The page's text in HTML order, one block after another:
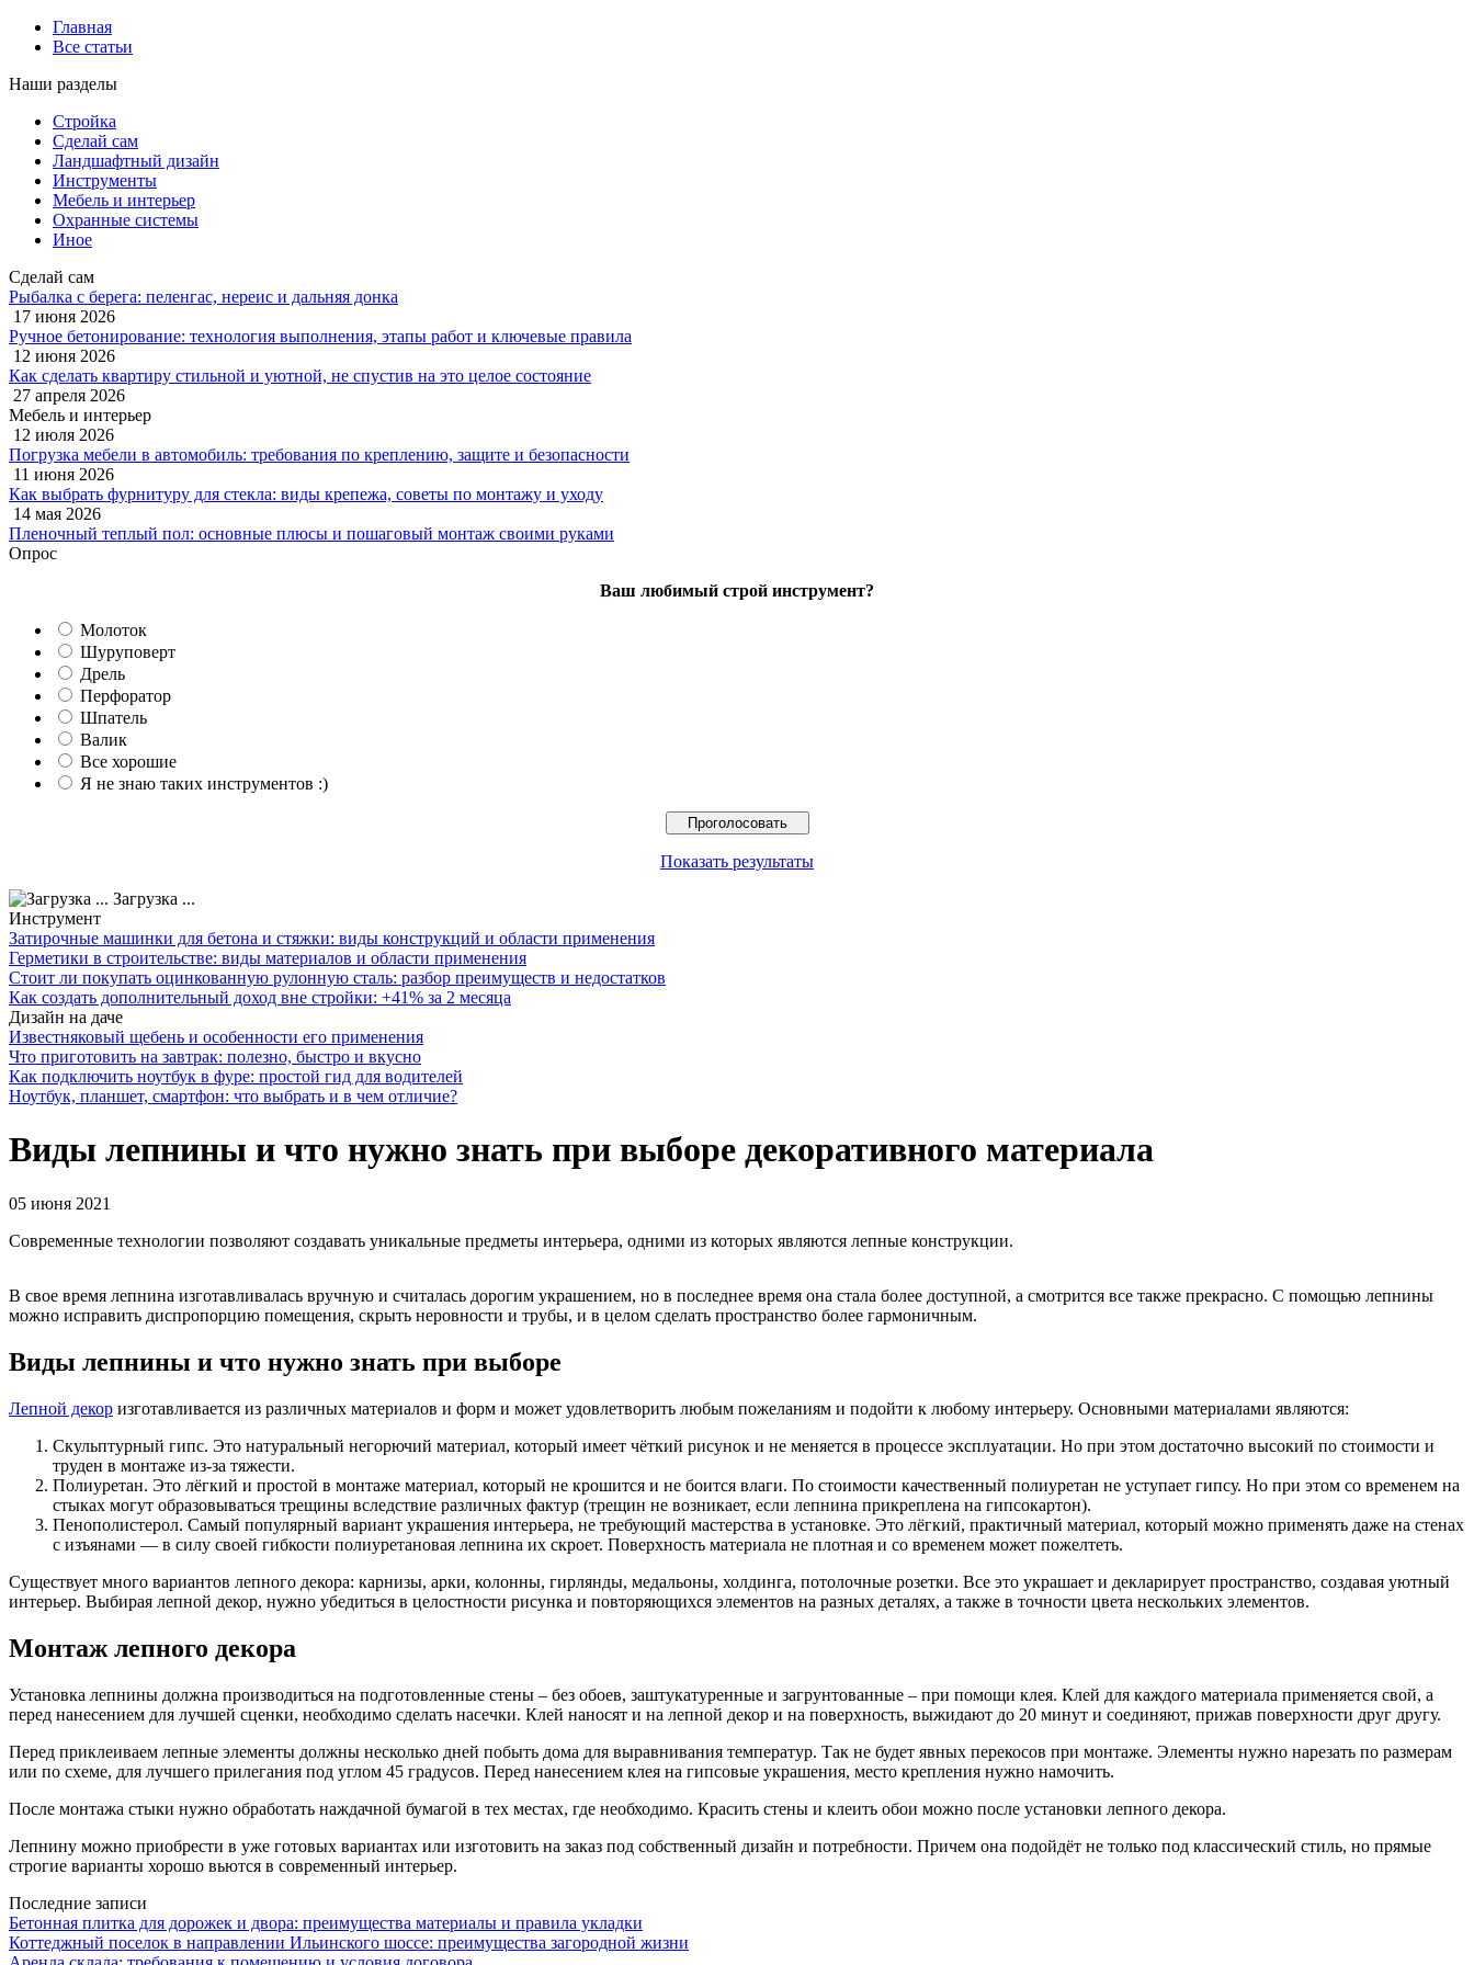
Главная
Все статьи
Наши разделы
Стройка
Сделай сам
Ландшафтный дизайн
Инструменты
Мебель и интерьер
Охранные системы
Иное
Сделай сам
Рыбалка с берега: пеленгас, нереис и дальняя донка
17 июня 2026
Ручное бетонирование: технология выполнения, этапы работ и ключевые правила
12 июня 2026
Как сделать квартиру стильной и уютной, не спустив на это целое состояние
27 апреля 2026
Мебель и интерьер
12 июля 2026
Погрузка мебели в автомобиль: требования по креплению, защите и безопасности
11 июня 2026
Как выбрать фурнитуру для стекла: виды крепежа, советы по монтажу и уходу
14 мая 2026
Пленочный теплый пол: основные плюсы и пошаговый монтаж своими руками
Опрос
Ваш любимый строй инструмент?
Молоток
Шуруповерт
Дрель
Перфоратор
Шпатель
Валик
Все хорошие
Я не знаю таких инструментов :)
Показать результаты
Загрузка ...
Инструмент
Затирочные машинки для бетона и стяжки: виды конструкций и области применения
Герметики в строительстве: виды материалов и области применения
Стоит ли покупать оцинкованную рулонную сталь: разбор преимуществ и недостатков
Как создать дополнительный доход вне стройки: +41% за 2 месяца
Дизайн на даче
Известняковый щебень и особенности его применения
Что приготовить на завтрак: полезно, быстро и вкусно
Как подключить ноутбук в фуре: простой гид для водителей
Ноутбук, планшет, смартфон: что выбрать и в чем отличие?
Виды лепнины и что нужно знать при выборе декоративного материала
05 июня 2021
Современные технологии позволяют создавать уникальные предметы интерьера, одними из которых являются лепные конструкции.
В свое время лепнина изготавливалась вручную и считалась дорогим украшением, но в последнее время она стала более доступной, а смотрится все также прекрасно. С помощью лепнины
можно исправить диспропорцию помещения, скрыть неровности и трубы, и в целом сделать пространство более гармоничным.
Виды лепнины и что нужно знать при выборе
Лепной декор изготавливается из различных материалов и форм и может удовлетворить любым пожеланиям и подойти к любому интерьеру. Основными материалами являются:
Скульптурный гипс. Это натуральный негорючий материал, который имеет чёткий рисунок и не меняется в процессе эксплуатации. Но при этом достаточно высокий по стоимости и
труден в монтаже из-за тяжести.
Полиуретан. Это лёгкий и простой в монтаже материал, который не крошится и не боится влаги. По стоимости качественный полиуретан не уступает гипсу. Но при этом со временем на
стыках могут образовываться трещины вследствие различных фактур (трещин не возникает, если лепнина прикреплена на гипсокартон).
Пенополистерол. Самый популярный вариант украшения интерьера, не требующий мастерства в установке. Это лёгкий, практичный материал, который можно применять даже на стенах
с изъянами — в силу своей гибкости полиуретановая лепнина их скроет. Поверхность материала не плотная и со временем может пожелтеть.
Существует много вариантов лепного декора: карнизы, арки, колонны, гирлянды, медальоны, холдинга, потолочные розетки. Все это украшает и декларирует пространство, создавая уютный
интерьер. Выбирая лепной декор, нужно убедиться в целостности рисунка и повторяющихся элементов на разных деталях, а также в точности цвета нескольких элементов.
Монтаж лепного декора
Установка лепнины должна производиться на подготовленные стены – без обоев, заштукатуренные и загрунтованные – при помощи клея. Клей для каждого материала применяется свой, а
перед нанесением для лучшей сценки, необходимо сделать насечки. Клей наносят и на лепной декор и на поверхность, выжидают до 20 минут и соединяют, прижав поверхности друг другу.
Перед приклеиваем лепные элементы должны несколько дней побыть дома для выравнивания температур. Так не будет явных перекосов при монтаже. Элементы нужно нарезать по размерам
или по схеме, для лучшего прилегания под углом 45 градусов. Перед нанесением клея на гипсовые украшения, место крепления нужно намочить.
После монтажа стыки нужно обработать наждачной бумагой в тех местах, где необходимо. Красить стены и клеить обои можно после установки лепного декора.
Лепнину можно приобрести в уже готовых вариантах или изготовить на заказ под собственный дизайн и потребности. Причем она подойдёт не только под классический стиль, но прямые
строгие варианты хорошо вьются в современный интерьер.
Последние записи
Бетонная плитка для дорожек и двора: преимущества материалы и правила укладки
Коттеджный поселок в направлении Ильинского шоссе: преимущества загородной жизни